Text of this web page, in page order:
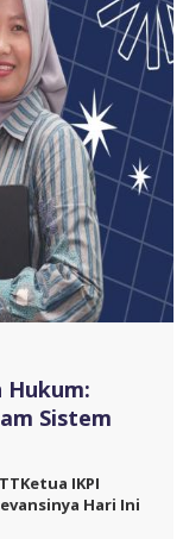
Hukum:
Sistem
IKPI
Hari Ini